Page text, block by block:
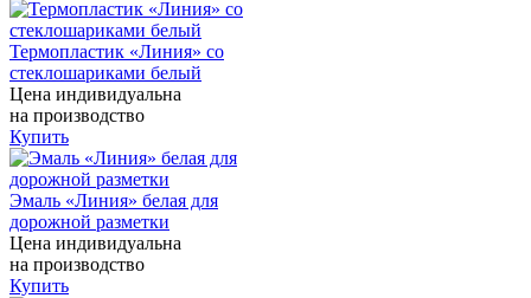
Термопластик «Линия» со
стеклошариками белый
Цена индивидуальна
на производство
Купить
Эмаль «Линия» белая для
дорожной разметки
Цена индивидуальна
на производство
Купить